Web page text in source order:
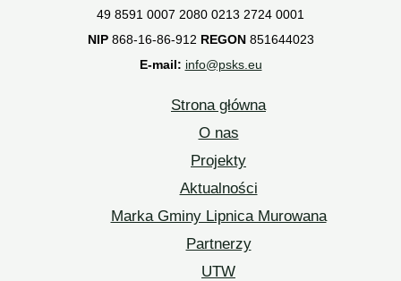
49 8591 0007 2080 0213 2724 0001
NIP868-16-86-912 REGON851644023
E-mail: info@psks.eu
Strona główna
O nas
Projekty
Aktualności
Marka Gminy Lipnica Murowana
Partnerzy
UTW